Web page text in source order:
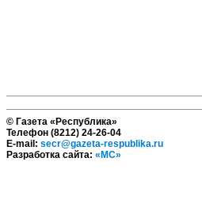
© Газета «Республика»
Телефон (8212) 24-26-04
E-mail: secr@gazeta-respublika.ru
Разработка сайта: «МС»